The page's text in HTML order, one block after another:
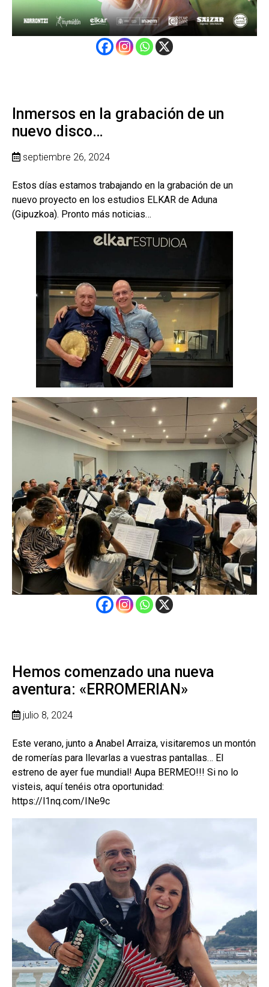
Inmersos en la grabación de un
nuevo disco…
septiembre 26, 2024
Estos días estamos trabajando en la grabación de un
nuevo proyecto en los estudios ELKAR de Aduna
(Gipuzkoa). Pronto más noticias…
Hemos comenzado una nueva
aventura: «ERROMERIAN»
julio 8, 2024
Este verano, junto a Anabel Arraiza, visitaremos un montón
de romerías para llevarlas a vuestras pantallas… El
estreno de ayer fue mundial! Aupa BERMEO!!! Si no lo
visteis, aquí tenéis otra oportunidad:
https://l1nq.com/INe9c